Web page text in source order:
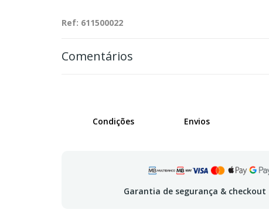
Ref: 611500022
Comentários
Condições Envios
Garantia de segurança & checkout